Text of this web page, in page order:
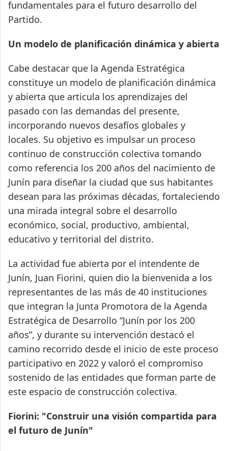
fundamentales para el futuro desarrollo del
Partido.
Un modelo de planificación dinámica y abierta
Cabe destacar que la Agenda Estratégica
constituye un modelo de planificación dinámica
y abierta que articula los aprendizajes del
pasado con las demandas del presente,
incorporando nuevos desafíos globales y
locales. Su objetivo es impulsar un proceso
continuo de construcción colectiva tomando
como referencia los 200 años del nacimiento de
Junín para diseñar la ciudad que sus habitantes
desean para las próximas décadas, fortaleciendo
una mirada integral sobre el desarrollo
económico, social, productivo, ambiental,
educativo y territorial del distrito.
La actividad fue abierta por el intendente de
Junín, Juan Fiorini, quien dio la bienvenida a los
representantes de las más de 40 instituciones
que integran la Junta Promotora de la Agenda
Estratégica de Desarrollo “Junín por los 200
años”, y durante su intervención destacó el
camino recorrido desde el inicio de este proceso
participativo en 2022 y valoró el compromiso
sostenido de las entidades que forman parte de
este espacio de construcción colectiva.
Fiorini: "Construir una visión compartida para
el futuro de Junín"